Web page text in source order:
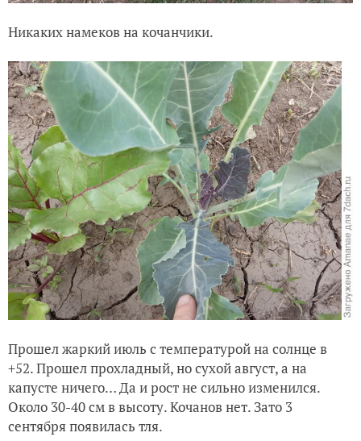
Никаких намеков на кочанчики.
Прошел жаркий июль с температурой на солнце в
+52. Прошел прохладный, но сухой август, а на
капусте ничего… Да и рост не сильно изменился.
Около 30-40 см в высоту. Кочанов нет. Зато 3
сентября появилась тля.